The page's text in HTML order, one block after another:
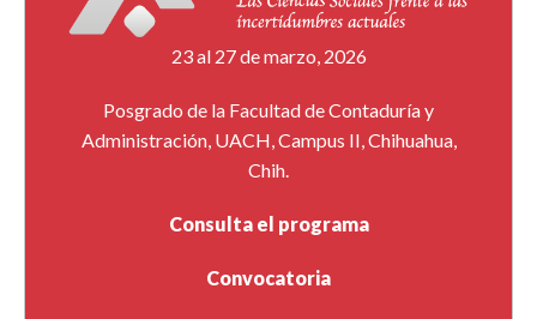
23 al 27 de marzo, 2026
Posgrado de la Facultad de Contaduría y
Administración, UACH, Campus II, Chihuahua,
Chih.
Consulta el programa
Convocatoria